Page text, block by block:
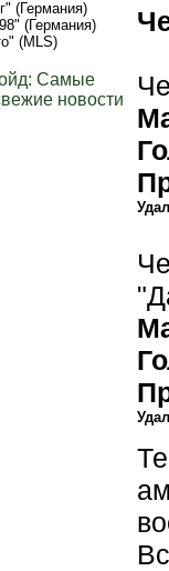
(Германия)
(Германия)
(MLS)
Самые
новости